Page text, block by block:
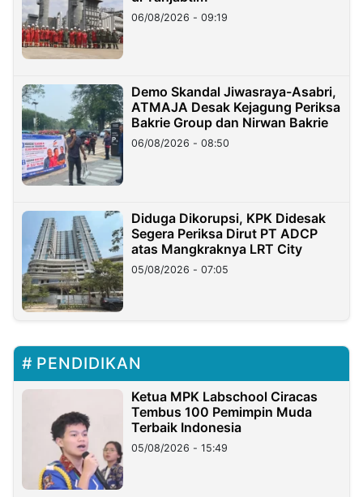
06/08/2026 - 09:19
Demo Skandal Jiwasraya-Asabri,
ATMAJA Desak Kejagung Periksa
Bakrie Group dan Nirwan Bakrie
06/08/2026 - 08:50
Diduga Dikorupsi, KPK Didesak
Segera Periksa Dirut PT ADCP
atas Mangkraknya LRT City
05/08/2026 - 07:05
PENDIDIKAN
Ketua MPK Labschool Ciracas
Tembus 100 Pemimpin Muda
Terbaik Indonesia
05/08/2026 - 15:49